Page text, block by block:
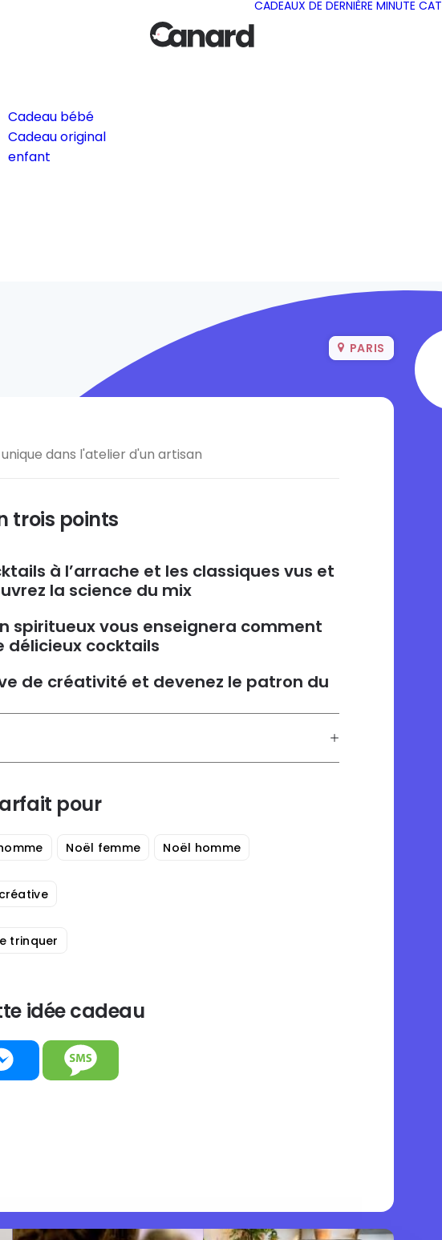
Cadeau bébé
Cadeau original
enfant
CADEAUX DE DERNIÈRE MINUTE
PARIS
dans l'atelier d'un artisan
trois points
à l’arrache et les classiques vus et
la science du mix
spiritueux vous enseignera comment
délicieux cocktails
de créativité et devenez le patron du
pour
Noël femme Noël homme
trinquer
idée cadeau